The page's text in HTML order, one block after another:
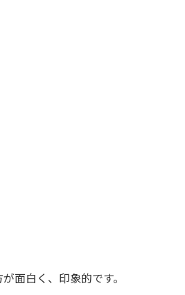
面白く、印象的です。